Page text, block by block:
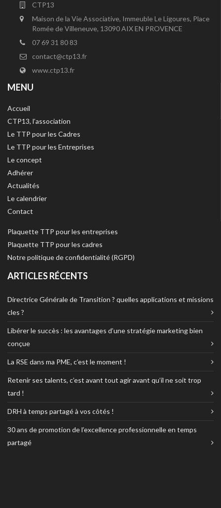
CTP13
Maison de la Vie Associative, Immeuble Le Ligoures, Place
Romée de Villeneuve, 13090 AIX EN PROVENCE
07 69 31 80 83
contact@ctp13.fr
www.ctp13.fr
MENU
Accueil
CTP13, l’association
Le TTP pour les Cadres
Le TTP pour les Entreprises
Le concept
Adhérer
Actualités
Le calendrier
Contact
Plaquette TTP pour les entreprises
Plaquette TTP pour les cadres
Notre politique de confidentialité (RGPD)
ARTICLES RÉCENTS
Directrice Générale de Transition ? quelles applications et missions
cles ?
Libérer le succès : les avantages d’une stratégie marketing bien
conçue
La RSE dans ma PME, c’est le moment !
Retenir ses talents, c’est avant tout agir avant qu’il ne soit trop
tard !
DRH à temps partagé à vos côtés !
30 ans de promotion de l’excellence professionnelle en temps
partagé